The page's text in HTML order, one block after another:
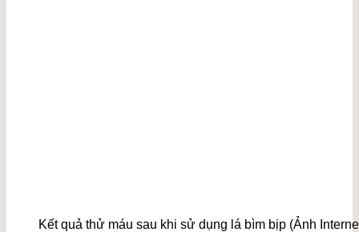
Kết quả thử máu sau khi sử dụng lá bìm bịp (Ảnh